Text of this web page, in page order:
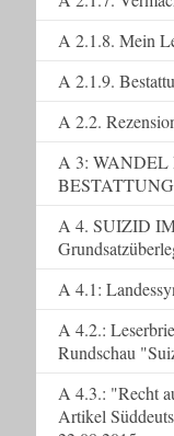
A 2.1.8. Mein
A 2.1.9.
A 2.2.
A 3: WANDEL
A 4. SUIZID
A 4.1:
A 4.2.:
Rundschau
A 4.3.: "Recht
Artikel